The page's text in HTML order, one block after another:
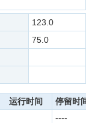
123.0
75.0
运行时间
停留时间
----